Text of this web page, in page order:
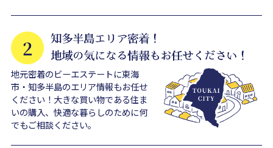
地元密着のビーエステートに東海
市・知多半島のエリア情報もお任せ
ください！大きな買い物である住ま
いの購入、快適な暮らしのために何
でもご相談ください。